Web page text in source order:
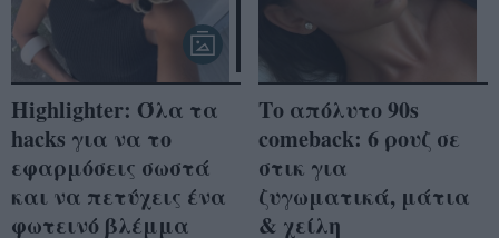
Highlighter: Όλα τα
hacks για να το
εφαρμόσεις σωστά
και να πετύχεις ένα
φωτεινό βλέμμα
Το απόλυτο 90s
comeback: 6 ρουζ σε
στικ για
ζυγωματικά, μάτια
& χείλη